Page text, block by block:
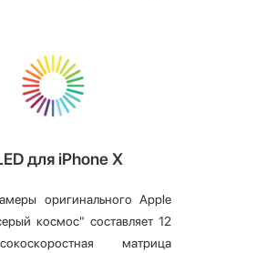
для iPhone X
оригинального Apple
космос" составляет 12
матрица